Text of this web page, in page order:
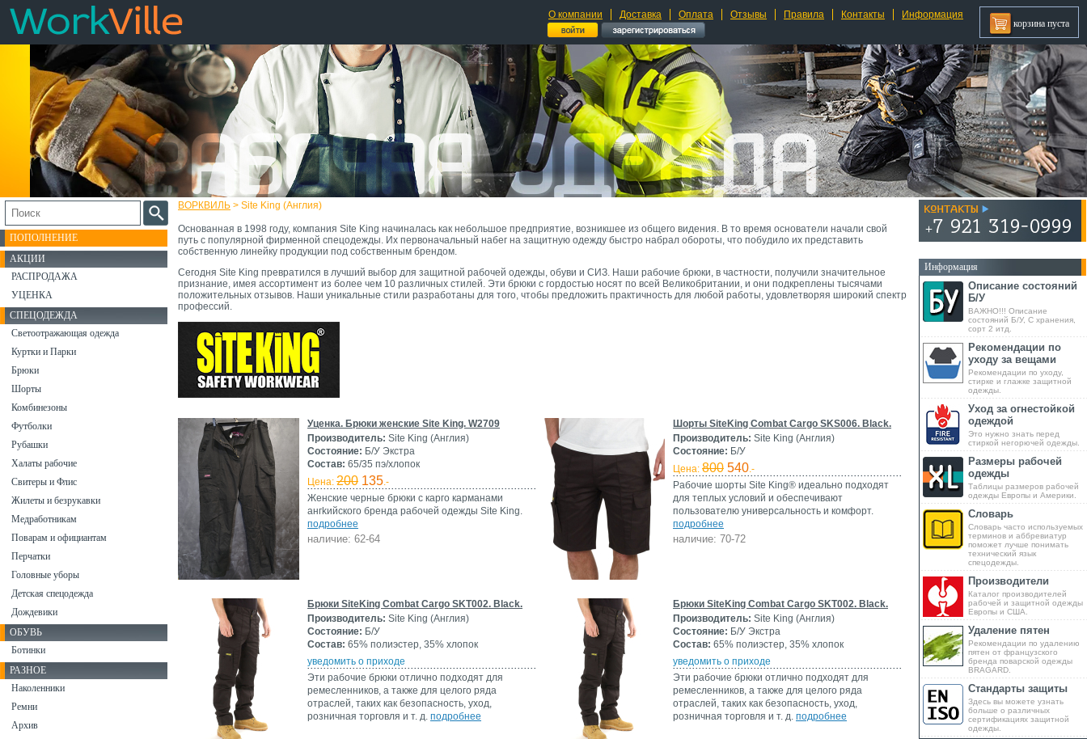
О компании Доставка Оплата Отзывы Правила Контакты Информация
корзина пуста
ВОРКВИЛЬ > Site King (Англия)
Основанная в 1998 году, компания Site King начиналась как небольшое предприятие, возникшее из общего видения. В то время основатели начали свой
путь с популярной фирменной спецодежды. Их первоначальный набег на защитную одежду быстро набрал обороты, что побудило их представить
собственную линейку продукции под собственным брендом.
Сегодня Site King превратился в лучший выбор для защитной рабочей одежды, обуви и СИЗ. Наши рабочие брюки, в частности, получили значительное
признание, имея ассортимент из более чем 10 различных стилей. Эти брюки с гордостью носят по всей Великобритании, и они подкреплены тысячами
положительных отзывов. Наши уникальные стили разработаны для того, чтобы предложить практичность для любой работы, удовлетворяя широкий спектр
профессий.
Уценка. Брюки женские Site King. W2709
Производитель: Site King (Англия)
Состояние: Б/У Экстра
Состав: 65/35 пэ/хлопок
Цена: 200 135.-
Женские черные брюки с карго карманами
ангkийского бренда рабочей одежды Site King.
подробнее
наличие: 62-64
Шорты SiteKing Combat Cargo SKS006. Black.
Производитель: Site King (Англия)
Состояние: Б/У
Цена: 800 540.-
Рабочие шорты Site King® идеально подходят
для теплых условий и обеспечивают
пользователю универсальность и комфорт.
подробнее
наличие: 70-72
Брюки SiteKing Combat Cargo SKT002. Black.
Производитель: Site King (Англия)
Состояние: Б/У
Состав: 65% полиэстер, 35% хлопок
уведомить о приходе
Эти рабочие брюки отлично подходят для
ремесленников, а также для целого ряда
отраслей, таких как безопасность, уход,
розничная торговля и т. д. подробнее
Брюки SiteKing Combat Cargo SKT002. Black.
Производитель: Site King (Англия)
Состояние: Б/У Экстра
Состав: 65% полиэстер, 35% хлопок
уведомить о приходе
Эти рабочие брюки отлично подходят для
ремесленников, а также для целого ряда
отраслей, таких как безопасность, уход,
розничная торговля и т. д. подробнее
ПОПОЛНЕНИЕ
АКЦИИ
РАСПРОДАЖА
УЦЕНКА
СПЕЦОДЕЖДА
Светоотражающая одежда
Куртки и Парки
Брюки
Шорты
Комбинезоны
Футболки
Рубашки
Халаты рабочие
Свитеры и Флис
Жилеты и безрукавки
Медработникам
Поварам и официантам
Перчатки
Головные уборы
Детская спецодежда
Дождевики
ОБУВЬ
Ботинки
РАЗНОЕ
Наколенники
Ремни
Архив
Информация
Описание состояний
Б/У
ВАЖНО!!! Описание
состояний Б/У, С хранения,
сорт 2 итд.
Рекомендации по
уходу за вещами
Рекомендации по уходу,
стирке и глажке защитной
одежды.
Уход за огнестойкой
одеждой
Это нужно знать перед
стиркой негорючей одежды.
Размеры рабочей
одежды
Таблицы размеров рабочей
одежды Европы и Америки.
Словарь
Словарь часто используемых
терминов и аббревиатур
поможет лучше понимать
технический язык
спецодежды.
Производители
Каталог производителей
рабочей и защитной одежды
Европы и США.
Удаление пятен
Рекомендации по удалению
пятен от французского
бренда поварской одежды
BRAGARD.
Стандарты защиты
Здесь вы можете узнать
больше о различных
сертификациях защитной
одежды.